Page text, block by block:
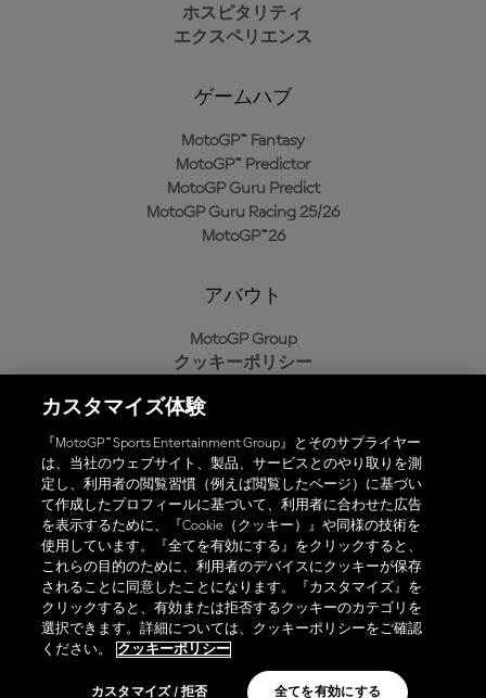
ホスピタリティ
エクスペリエンス
ゲームハブ
MotoGP™ Fantasy
MotoGP™ Predictor
MotoGP Guru Predict
MotoGP Guru Racing 25/26
MotoGP™26
アバウト
MotoGP Group
クッキーポリシー
プライバシーポリシー
購入ポリシー
オフィシャルアプリ
© 2026 MotoGP Sports Entertainment Group. 全著作権所有。全ての
商標はそれぞれの所有者に帰属。
カスタマイズ体験
『MotoGP™ Sports Entertainment Group』とそのサプライヤー
は、当社のウェブサイト、製品、サービスとのやり取りを測
定し、利用者の閲覧習慣（例えば閲覧したページ）に基づい
て作成したプロフィールに基づいて、利用者に合わせた広告
を表示するために、『Cookie（クッキー）』や同様の技術を
使用しています。『全てを有効にする』をクリックすると、
これらの目的のために、利用者のデバイスにクッキーが保存
されることに同意したことになります。『カスタマイズ』を
クリックすると、有効または拒否するクッキーのカテゴリを
選択できます。詳細については、クッキーポリシーをご確認
ください。
クッキーポリシー
カスタマイズ / 拒否 全てを有効にする